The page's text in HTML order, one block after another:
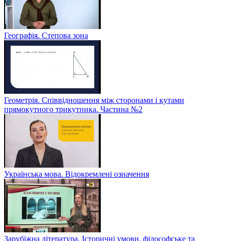
Географія. Степова зона
Геометрія. Співвідношення між сторонами і кутами
прямокутного трикутника. Частина №2
Українська мова. Відокремлені означення
Зарубіжна література. Історичні умови, філософське та